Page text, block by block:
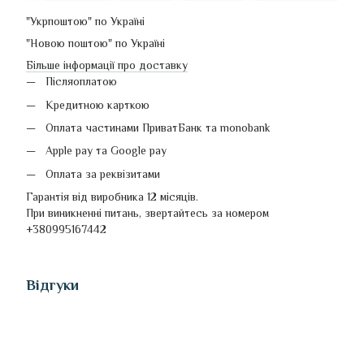
"Укрпоштою" по Україні
"Новою поштою" по Україні
Більше інформації про доставку
Післяоплатою
Кредитною карткою
Оплата частинами ПриватБанк та monobank
Apple pay та Google pay
Оплата за реквізитами
Гарантія від виробника 12 місяців.
При виникненні питань, звертайтесь за номером
+380995167442
Відгуки